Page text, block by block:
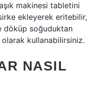
makinesi tabletini
ekleyerek eritebilir,
döküp soğuduktan
kullanabilirsiniz.
NASIL